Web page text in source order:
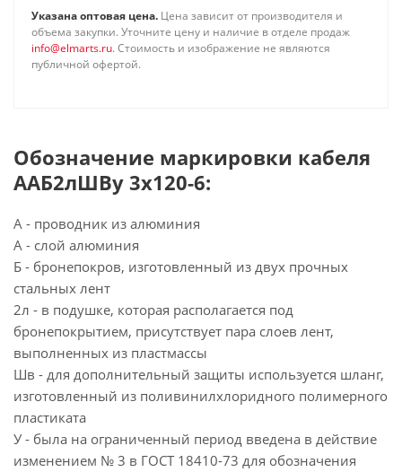
Указана оптовая цена. Цена зависит от производителя и
объема закупки. Уточните цену и наличие в отделе продаж
info@elmarts.ru. Стоимость и изображение не являются
публичной офертой.
Обозначение маркировки кабеля
ААБ2лШВу 3х120-6:
А - проводник из алюминия
А - слой алюминия
Б - бронепокров, изготовленный из двух прочных
стальных лент
2л - в подушке, которая располагается под
бронепокрытием, присутствует пара слоев лент,
выполненных из пластмассы
Шв - для дополнительный защиты используется шланг,
изготовленный из поливинилхлоридного полимерного
пластиката
У - была на ограниченный период введена в действие
изменением № 3 в ГОСТ 18410-73 для обозначения